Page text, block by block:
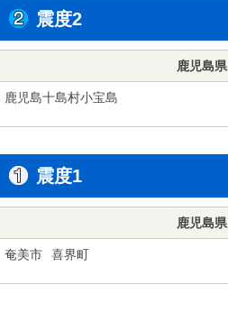
震度2
鹿児島県
鹿児島十島村小宝島
震度1
鹿児島県
奄美市 喜界町